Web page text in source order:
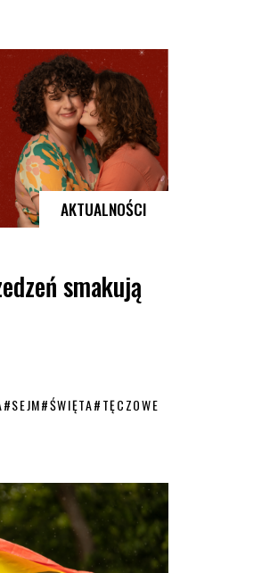
AKTUALNOŚCI
smakują
#SEJM#ŚWIĘTA#TĘCZOWE